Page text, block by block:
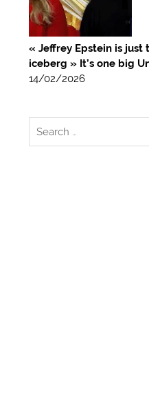
« Jeffrey Epstein is just
iceberg » It’s one big
14/02/2026